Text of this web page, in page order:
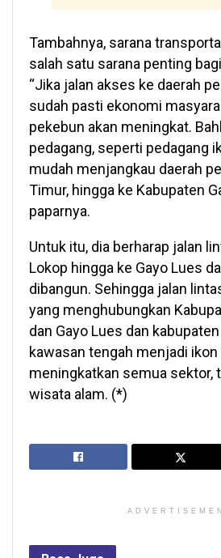
Tambahnya, sarana
salah satu sarana penting
“Jika jalan akses ke daerah
sudah pasti ekonomi
pekebun akan meningkat.
pedagang, seperti pedagang
mudah menjangkau daerah
Timur, hingga ke Kabupaten
paparnya.
Untuk itu, dia berharap jalan
Lokop hingga ke Gayo Lues
dibangun. Sehingga jalan
yang menghubungkan
dan Gayo Lues dan
kawasan tengah menjadi
meningkatkan semua sektor,
wisata alam. (*)